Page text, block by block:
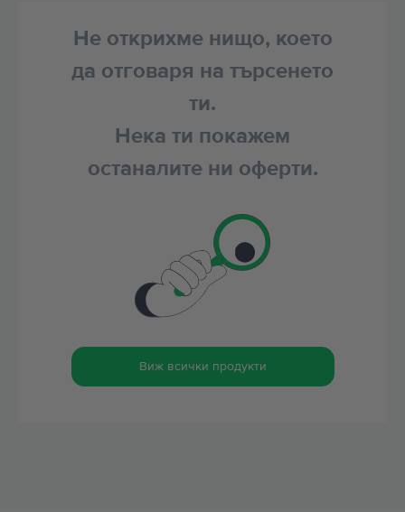
Не открихме нищо, което
да отговаря на търсенето
ти.
Нека ти покажем
останалите ни оферти.
Виж всички продукти